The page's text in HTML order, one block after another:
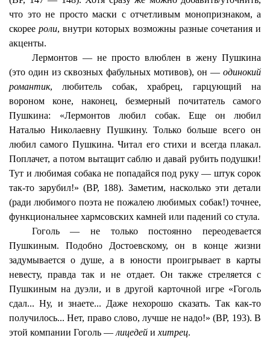
что это не просто маски с отчетливым монопризнаком, а
скореероли, внутри которых возможны разные сочетания и
акценты.
Лермонтов — не просто влюблен в жену Пушкина
(это один из сквозных фабульных мотивов), он — одинокий
романтик, любитель собак, храбрец, гарцующий на
вороном коне, наконец, безмерный почитатель самого
Пушкина: «Лермонтов любил собак. Еще он любил
Наталью Николаевну Пушкину. Только больше всего он
любил самого Пушкина. Читал его стихи и всегда плакал.
Поплачет, а потом вытащит саблю и давай рубить подушки!
Тут и любимая собака не попадайся под руку — штук сорок
так-то зарубил!» (ВР, 188). Заметим, насколько эти детали
(ради любимого поэта не пожалею любимых собак!) точнее,
функциональнее хармсовских камней или падений со стула.
Гоголь — не только постоянно переодевается
Пушкиным. Подобно Достоевскому, он в конце жизни
задумывается о душе, а в юности проигрывает в карты
невесту, правда так и не отдает. Он также стреляется с
Пушкиным на дуэли, и в другой карточной игре «Гоголь
сдал... Ну, и знаете... Даже нехорошо сказать. Так как-то
получилось... Нет, право слово, лучше не надо!» (ВР, 193). В
этой компании Гоголь — лицедей и хитрец.